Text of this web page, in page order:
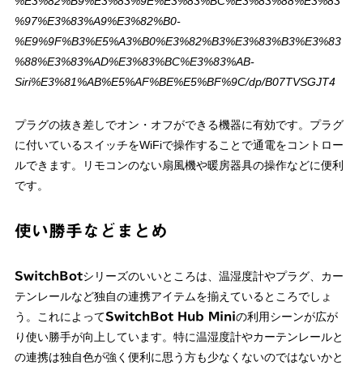
%97%E3%83%A9%E3%82%B0-
%E9%9F%B3%E5%A3%B0%E3%82%B3%E3%83%B3%E3%83
%88%E3%83%AD%E3%83%BC%E3%83%AB-
Siri%E3%81%AB%E5%AF%BE%E5%BF%9C/dp/B07TVSGJT4
プラグの抜き差しでオン・オフができる機器に有効です。プラグ
に付いているスイッチをWiFiで操作することで通電をコントロー
ルできます。リモコンのない扇風機や暖房器具の操作などに便利
です。
使い勝手などまとめ
SwitchBotシリーズのいいところは、温湿度計やプラグ、カー
テンレールなど独自の連携アイテムを揃えているところでしょ
う。これによってSwitchBot Hub Miniの利用シーンが広が
り使い勝手が向上しています。特に温湿度計やカーテンレールと
の連携は独自色が強く便利に思う方も少なくないのではないかと